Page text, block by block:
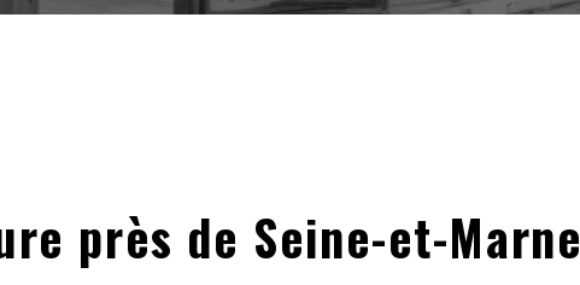
près de Seine-et-Marne